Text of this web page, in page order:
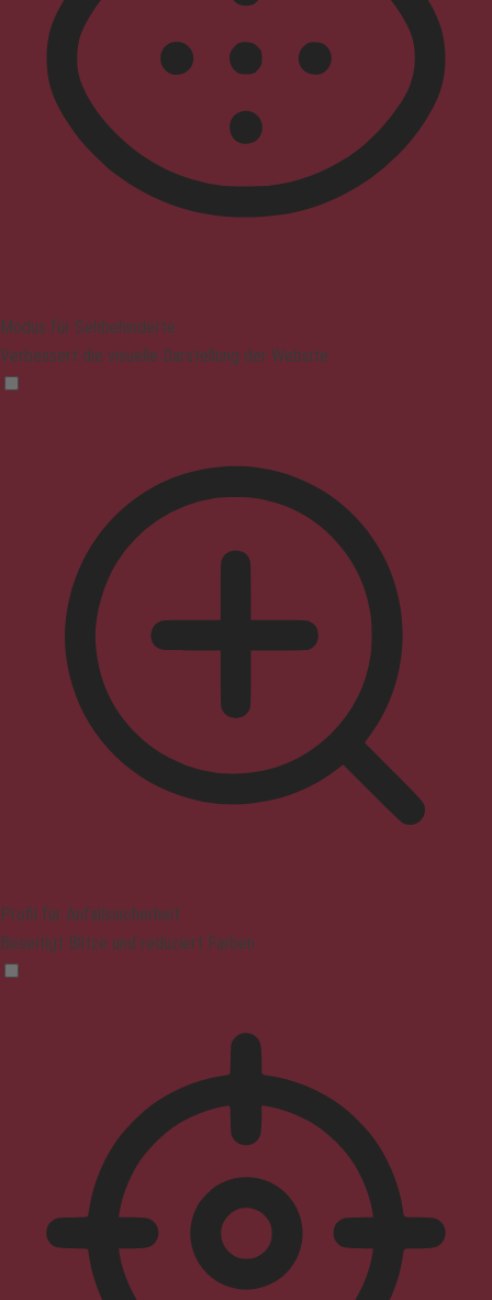
Modus für Sehbehinderte
Verbessert die visuelle Darstellung der Website
Profil für Anfallssicherheit
Beseitigt Blitze und reduziert Farben